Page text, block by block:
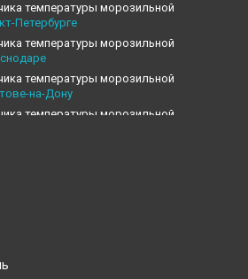
температуры морозильной
Петербурге
температуры морозильной
температуры морозильной
на-Дону
температуры морозильной
температуры морозильной
температуры морозильной
температуры морозильной
температуры морозильной